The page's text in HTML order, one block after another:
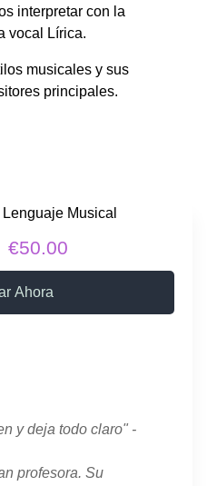
interpretar con la
vocal Lírica.
musicales y sus
principales.
€50.00
Ahora
y deja todo claro" -
profesora. Su